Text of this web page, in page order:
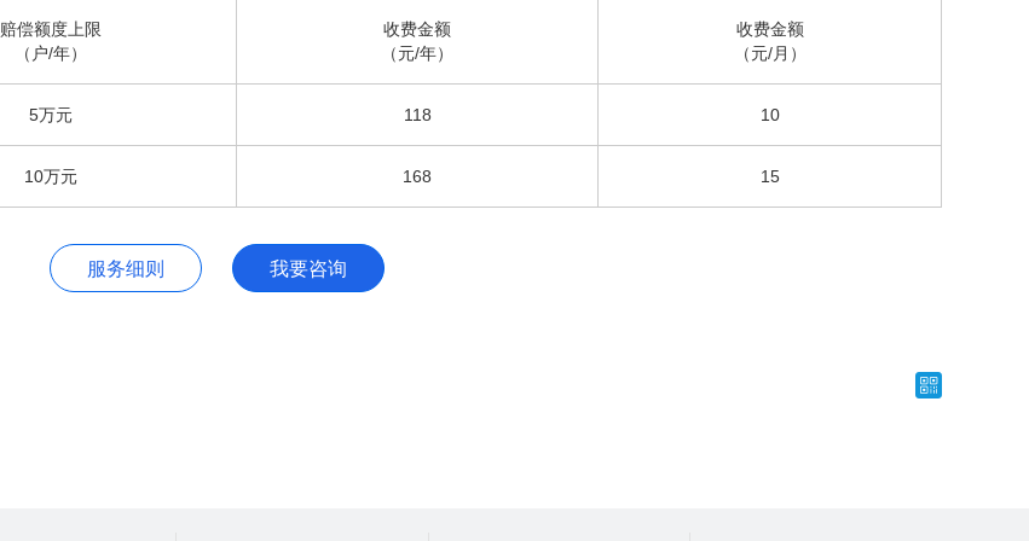
赔偿额度上限
（户/年）
收费金额
（元/年）
收费金额
（元/月）
5万元 118 10
10万元 168 15
服务细则 我要咨询